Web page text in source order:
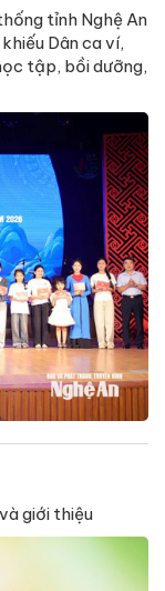
tỉnh Nghệ An
Dân ca ví,
tập, bồi dưỡng,
giới thiệu